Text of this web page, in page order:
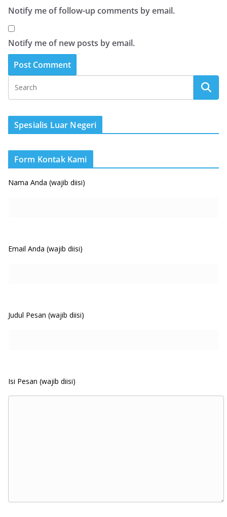
Notify me of follow-up comments by email.
Notify me of new posts by email.
Spesialis Luar Negeri
Form Kontak Kami
Nama Anda (wajib diisi)
Email Anda (wajib diisi)
Judul Pesan (wajib diisi)
Isi Pesan (wajib diisi)